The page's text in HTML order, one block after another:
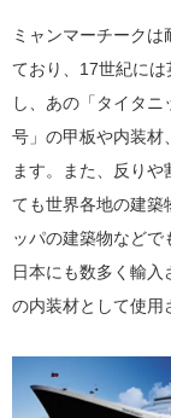
ミャンマーチーク
ており、17世紀に
し、あの「タイタ
号」の甲板や内装材
ます。また、反り
ても世界各地の建築
ッパの建築物など
日本にも数多く輸
の内装材として使用